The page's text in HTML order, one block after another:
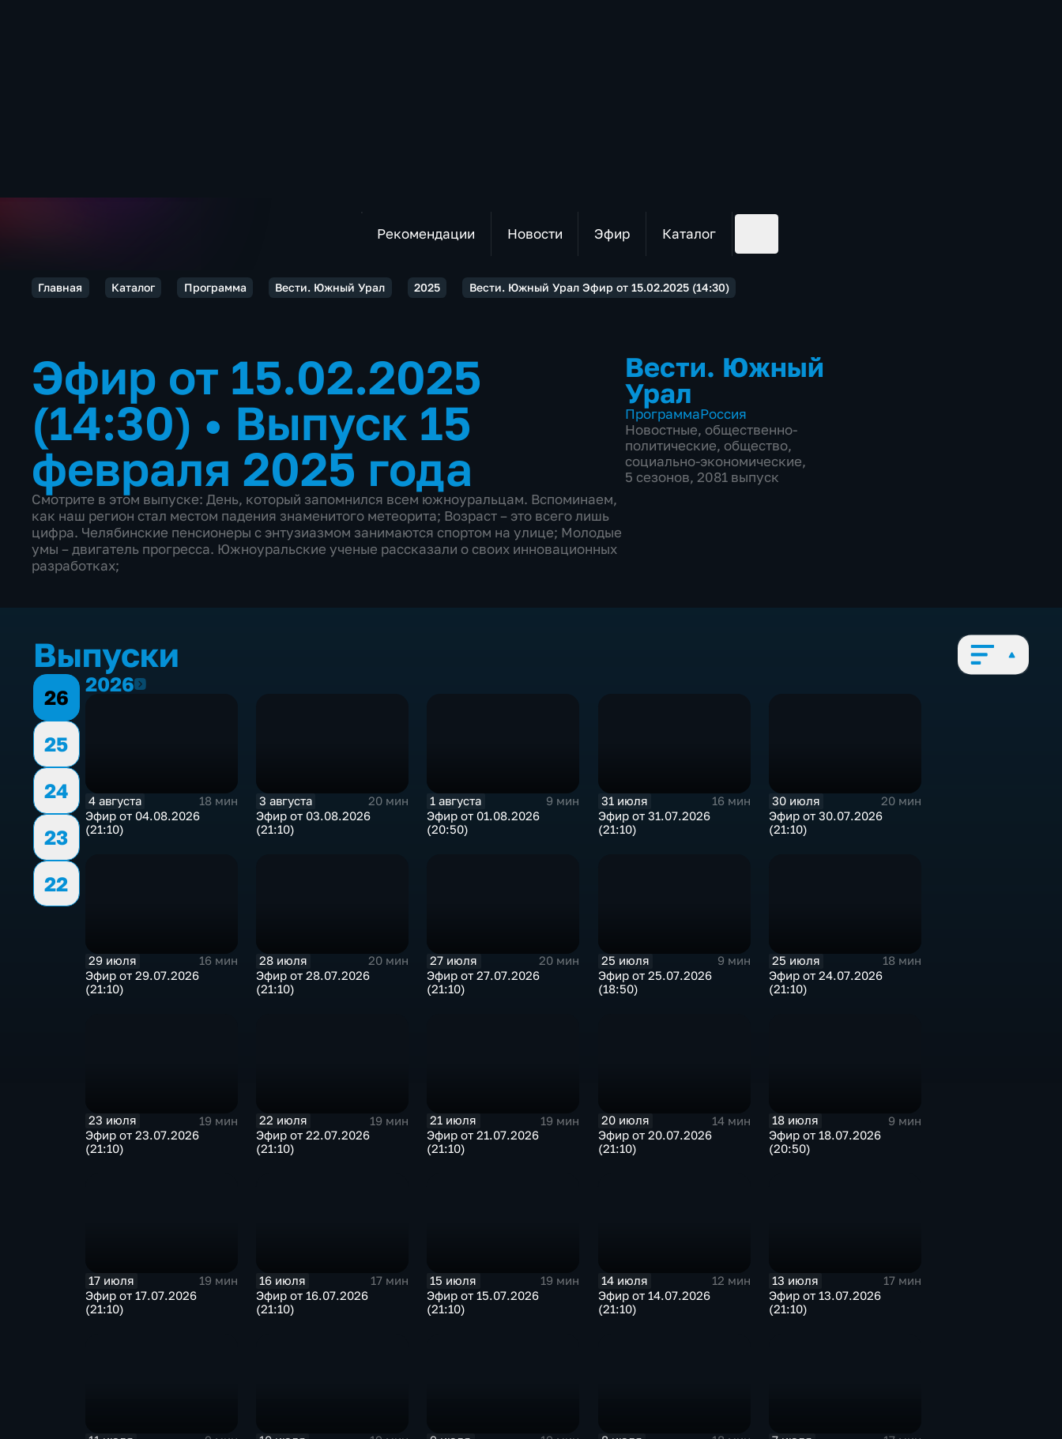
Рекомендации Новости Эфир Каталог
Главная Каталог Программа Вести. Южный Урал 2025 Вести. Южный Урал Эфир от 15.02.2025 (14:30)
Эфир от 15.02.2025
(14:30) • Выпуск 15
февраля 2025 года
Смотрите в этом выпуске: День, который запомнился всем южноуральцам. Вспоминаем,
как наш регион стал местом падения знаменитого метеорита; Возраст – это всего лишь
цифра. Челябинские пенсионеры с энтузиазмом занимаются спортом на улице; Молодые
умы – двигатель прогресса. Южноуральские ученые рассказали о своих инновационных
разработках;
Вести. Южный
Урал
ПрограммаРоссия
Новостные, общественно-
политические, общество,
социально-экономические,
5 сезонов, 2081 выпуск
Выпуски
26
25
24
23
22
20262026
4 августа
18 мин
Эфир от 04.08.2026
(21:10)
3 августа
20 мин
Эфир от 03.08.2026
(21:10)
1 августа
9 мин
Эфир от 01.08.2026
(20:50)
31 июля
16 мин
Эфир от 31.07.2026
(21:10)
30 июля
20 мин
Эфир от 30.07.2026
(21:10)
29 июля
16 мин
Эфир от 29.07.2026
(21:10)
28 июля
20 мин
Эфир от 28.07.2026
(21:10)
27 июля
20 мин
Эфир от 27.07.2026
(21:10)
25 июля
9 мин
Эфир от 25.07.2026
(18:50)
25 июля
18 мин
Эфир от 24.07.2026
(21:10)
23 июля
19 мин
Эфир от 23.07.2026
(21:10)
22 июля
19 мин
Эфир от 22.07.2026
(21:10)
21 июля
19 мин
Эфир от 21.07.2026
(21:10)
20 июля
14 мин
Эфир от 20.07.2026
(21:10)
18 июля
9 мин
Эфир от 18.07.2026
(20:50)
17 июля
19 мин
Эфир от 17.07.2026
(21:10)
16 июля
17 мин
Эфир от 16.07.2026
(21:10)
15 июля
19 мин
Эфир от 15.07.2026
(21:10)
14 июля
12 мин
Эфир от 14.07.2026
(21:10)
13 июля
17 мин
Эфир от 13.07.2026
(21:10)